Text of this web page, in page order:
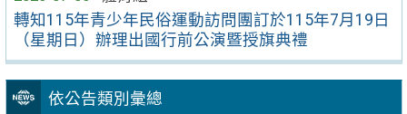
轉知115年青少年民俗運動訪問團訂於115年7月19日
（星期日）辦理出國行前公演暨授旗典禮
依公告類別彙總